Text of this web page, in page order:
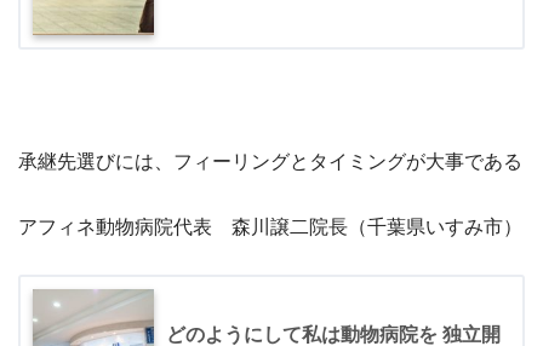
承継先選びには、フィーリングとタイミングが大事である
アフィネ動物病院代表 森川譲二院長（千葉県いすみ市）
どのようにして私は動物病院を 独立開